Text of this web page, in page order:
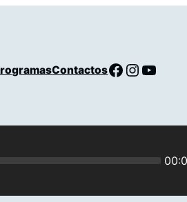
ContactosFacebook InstagramYouTube